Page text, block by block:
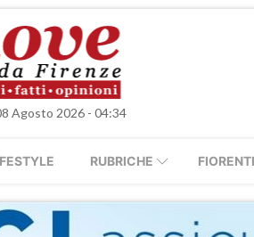
Agosto 2026 - 04:34
RUBRICHE